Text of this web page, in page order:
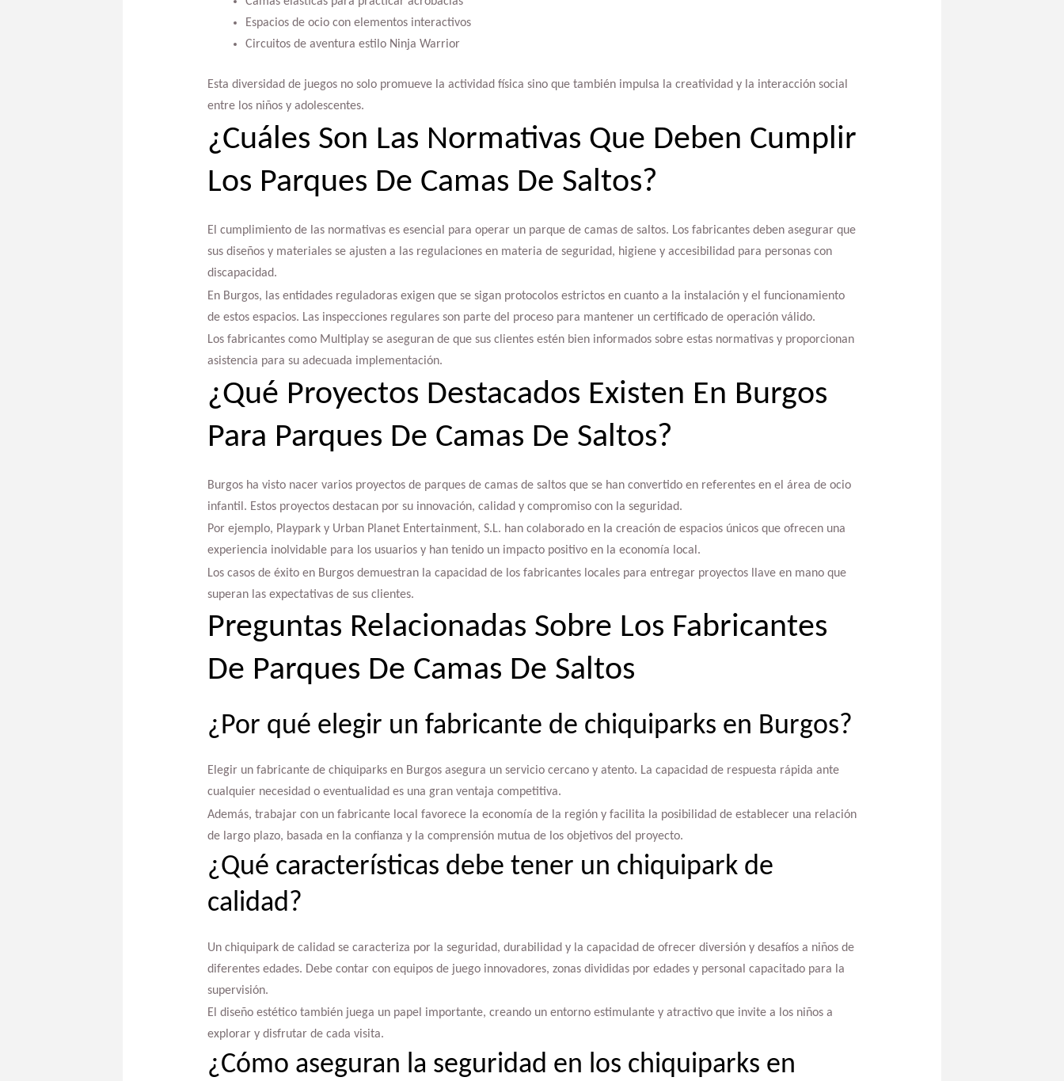
Espacios de ocio con elementos interactivos
Circuitos de aventura estilo Ninja Warrior
Esta diversidad de juegos no solo promueve la actividad física sino que también impulsa la creatividad y la interacción social
entre los niños y adolescentes.
¿Cuáles Son Las Normativas Que Deben Cumplir
Los Parques De Camas De Saltos?
El cumplimiento de las normativas es esencial para operar un parque de camas de saltos. Los fabricantes deben asegurar que
sus diseños y materiales se ajusten a las regulaciones en materia de seguridad, higiene y accesibilidad para personas con
discapacidad.
En Burgos, las entidades reguladoras exigen que se sigan protocolos estrictos en cuanto a la instalación y el funcionamiento
de estos espacios. Las inspecciones regulares son parte del proceso para mantener un certificado de operación válido.
Los fabricantes como Multiplay se aseguran de que sus clientes estén bien informados sobre estas normativas y proporcionan
asistencia para su adecuada implementación.
¿Qué Proyectos Destacados Existen En Burgos
Para Parques De Camas De Saltos?
Burgos ha visto nacer varios proyectos de parques de camas de saltos que se han convertido en referentes en el área de ocio
infantil. Estos proyectos destacan por su innovación, calidad y compromiso con la seguridad.
Por ejemplo, Playpark y Urban Planet Entertainment, S.L. han colaborado en la creación de espacios únicos que ofrecen una
experiencia inolvidable para los usuarios y han tenido un impacto positivo en la economía local.
Los casos de éxito en Burgos demuestran la capacidad de los fabricantes locales para entregar proyectos llave en mano que
superan las expectativas de sus clientes.
Preguntas Relacionadas Sobre Los Fabricantes
De Parques De Camas De Saltos
¿Por qué elegir un fabricante de chiquiparks en Burgos?
Elegir un fabricante de chiquiparks en Burgos asegura un servicio cercano y atento. La capacidad de respuesta rápida ante
cualquier necesidad o eventualidad es una gran ventaja competitiva.
Además, trabajar con un fabricante local favorece la economía de la región y facilita la posibilidad de establecer una relación
de largo plazo, basada en la confianza y la comprensión mutua de los objetivos del proyecto.
¿Qué características debe tener un chiquipark de
calidad?
Un chiquipark de calidad se caracteriza por la seguridad, durabilidad y la capacidad de ofrecer diversión y desafíos a niños de
diferentes edades. Debe contar con equipos de juego innovadores, zonas divididas por edades y personal capacitado para la
supervisión.
El diseño estético también juega un papel importante, creando un entorno estimulante y atractivo que invite a los niños a
explorar y disfrutar de cada visita.
¿Cómo aseguran la seguridad en los chiquiparks en